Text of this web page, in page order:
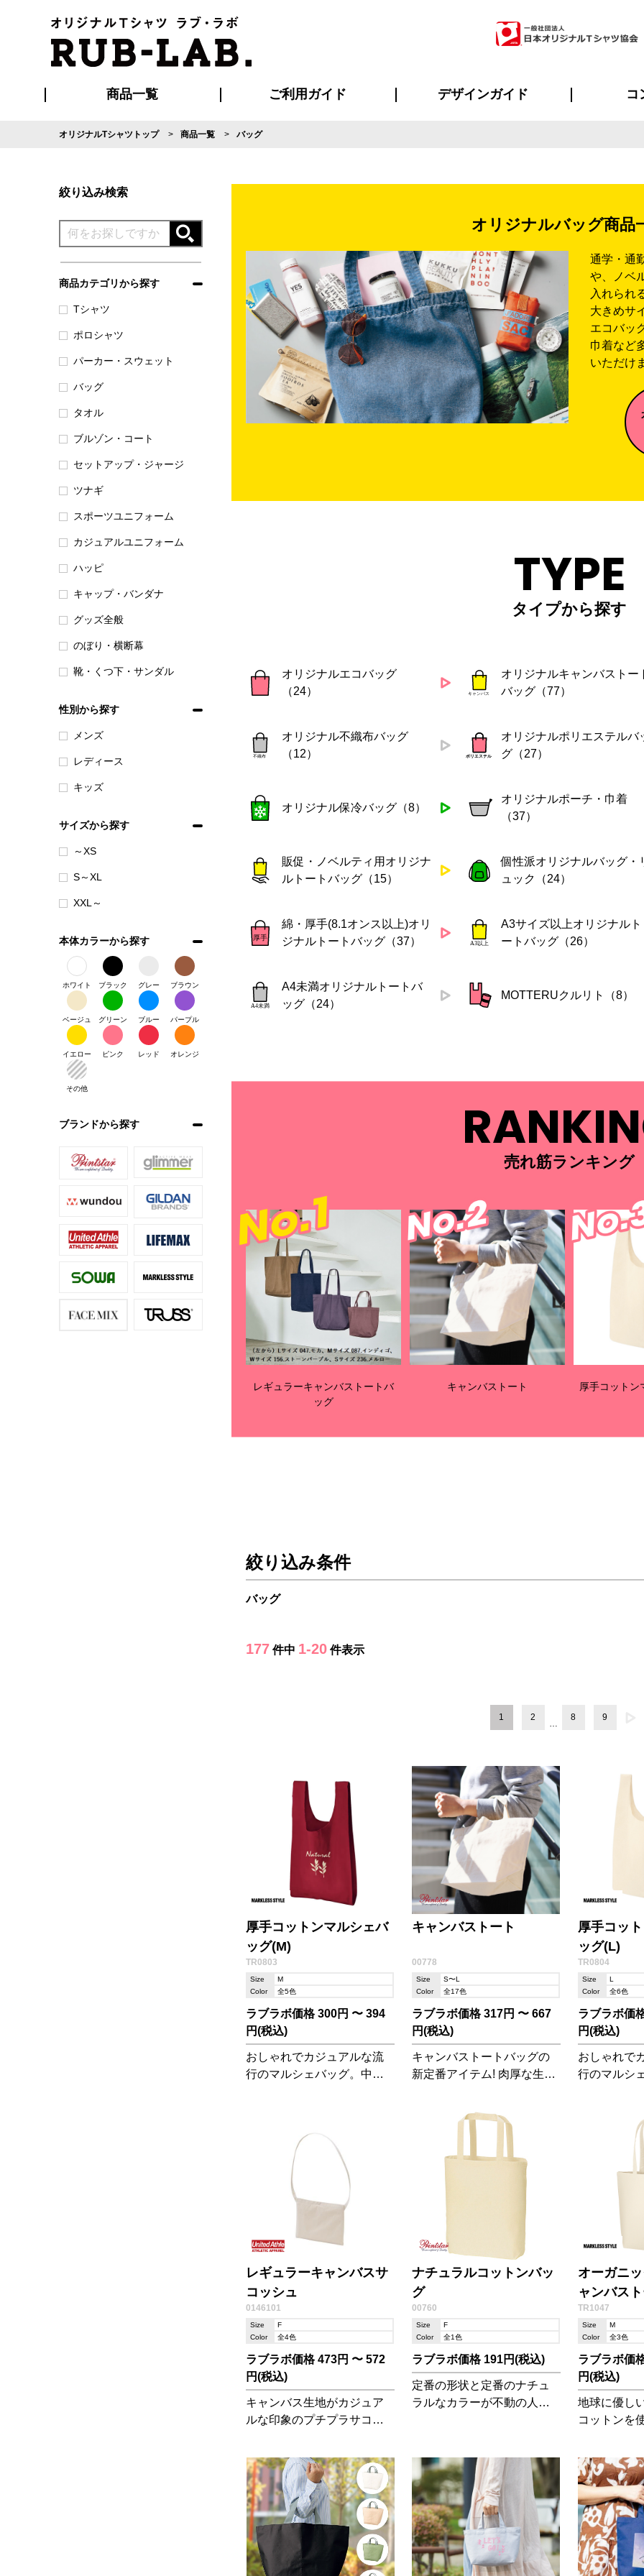
商品一覧 ご利用ガイド
お支払い方法について
発送・特急サービスについて
版の保管期限について
マイページ会員のメリット
デザインガイド コ
オリジナルTシャツトップ 商品一覧 バッグ
絞り込み検索
商品カテゴリから探す
Tシャツ
ポロシャツ
パーカー・スウェット
バッグ
タオル
ブルゾン・コート
セットアップ・ジャージ
ツナギ
スポーツユニフォーム
カジュアルユニフォーム
ハッピ
キャップ・バンダナ
グッズ全般
のぼり・横断幕
靴・くつ下・サンダル
性別から探す
メンズ
レディース
キッズ
サイズから探す
～XS
S～XL
XXL～
本体カラーから探す
ホワイト ブラック グレー ブラウン
ベージュ グリーン ブルー パープル
イエロー ピンク レッド オレンジ
その他
ブランドから探す
オリジナルバッグ商品
通学・通
や、ノベ
入れられ
大きめサ
エコバッ
巾着など
いただけ
TYPE
タイプから探す
オリジナルエコバッグ
（24）
オリジナルキャンバストー
バッグ（77）
オリジナル不織布バッグ
（12）
オリジナルポリエステルバ
グ（27）
オリジナル保冷バッグ（8）
オリジナルポーチ・巾着
（37）
販促・ノベルティ用オリジナ
ルトートバッグ（15）
個性派オリジナルバッグ・
ュック（24）
綿・厚手(8.1オンス以上)オリ
ジナルトートバッグ（37）
A3サイズ以上オリジナルト
ートバッグ（26）
A4未満オリジナルトートバ
ッグ（24）
MOTTERUクルリト（8）
売れ筋ランキング
レギュラーキャンバストートバ
ッグ
キャンバストート 厚手コットン
絞り込み条件
バッグ
177 件中 1-20 件表示
1 2
…
8 9
厚手コットンマルシェバ
ッグ(M)
TR0803
Size
M
Color
全5色
ラブラボ価格 300円 〜 394
円(税込)
おしゃれでカジュアルな流
行のマルシェバッグ。中身
キャンバストート
00778
Size
S〜L
Color
全17色
ラブラボ価格 317円 〜 667
円(税込)
キャンバストートバッグの
新定番アイテム! 肉厚な生地
136サファリ/037アーミーグ
ク は2024年5月より入荷予
厚手コッ
ッグ(L)
TR0804
Size
L
Color
全6色
ラブラボ価
円(税込)
おしゃれで
行のマルシ
レギュラーキャンバスサ
コッシュ
0146101
Size
F
Color
全4色
ラブラボ価格 473円 〜 572
円(税込)
キャンバス生地がカジュア
ルな印象のプチプラサコッ
ナチュラルコットンバッ
グ
00760
Size
F
Color
全1色
ラブラボ価格 191円(税込)
定番の形状と定番のナチュ
ラルなカラーが不動の人
いトートです。
オーガニ
ャンバス
TR1047
Size
M
Color
全3色
ラブラボ価
円(税込)
地球に優し
コットンを
グです。